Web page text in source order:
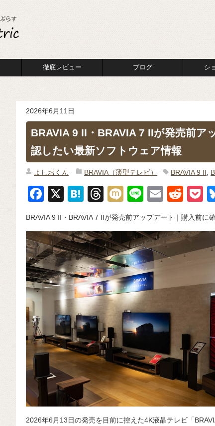
徹底レビュー ブログ シ
2026年6月11日
BRAVIA 9 II・BRAVIA 7 IIが発売前ア
認したい最新ソフトウェア情報
よしおくん BRAVIA（薄型テレビ） BRAVIA 9 II
F
c
e
b
o
o
X
H
e
n
a
T
hr
e
a
d
s
M
ixi
Li
n
e
E
ail
R
e
d
di
t
P
BRAVIA 9 II・BRAVIA 7 IIが発売前アップデート｜購入前に
2026年6月13日の発売を目前に控えた4K液晶テレビ「